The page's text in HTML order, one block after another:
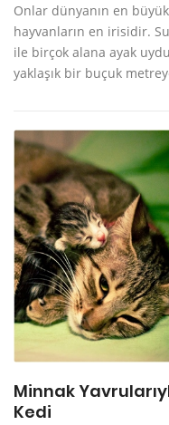
Onlar dünyanın en
hayvanların en irisidir.
ile birçok alana ayak
yaklaşık bir buçuk
Minnak
Kedi